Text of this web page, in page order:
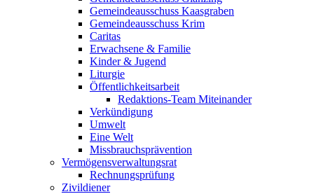
Gemeindeausschuss Kaasgraben
Gemeindeausschuss Krim
Caritas
Erwachsene & Familie
Kinder & Jugend
Liturgie
Öffentlichkeitsarbeit
Redaktions-Team Miteinander
Verkündigung
Umwelt
Eine Welt
Missbrauchsprävention
Vermögensverwaltungsrat
Rechnungsprüfung
Zivildiener